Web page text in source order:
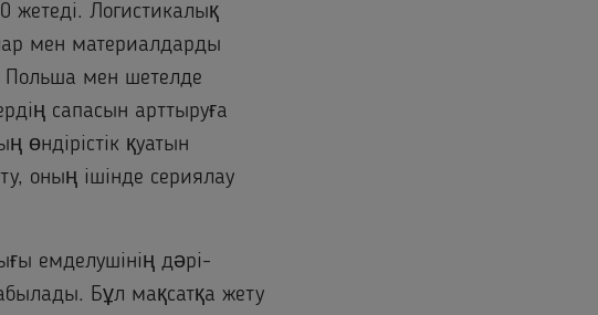
жетеді. Логистикалық
мен материалдарды
Польша мен шетелде
сапасын арттыруға
өндірістік қуатын
оның ішінде сериялау
емделушінің дәрі-
Бұл мақсатқа жету